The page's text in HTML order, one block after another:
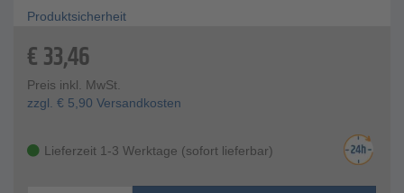
Produktsicherheit
€33,46
Preis inkl. MwSt.
zzgl. € 5,90 Versandkosten
Lieferzeit 1-3 Werktage (sofort lieferbar)